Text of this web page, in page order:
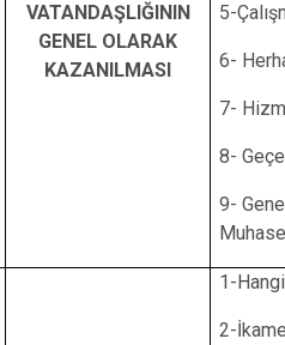
VATANDAŞLIĞININ
GENEL OLARAK
KAZANILMASI
5-
6-
7-
8-
9-
1-
2-